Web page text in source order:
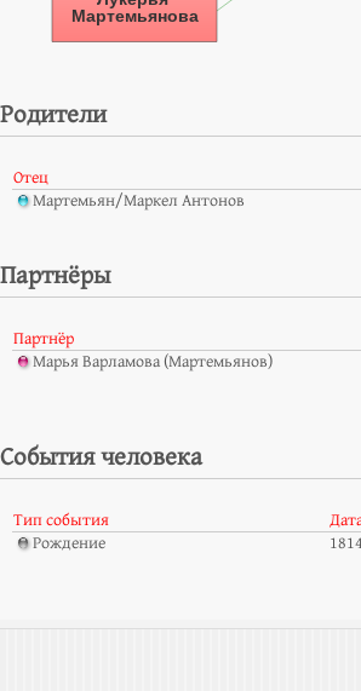
Родители
Отец
Мартемьян/Маркел Антонов
Партнёры
Партнёр
Марья Варламова (Мартемьянов)
События человека
Тип события
Рождение
1814